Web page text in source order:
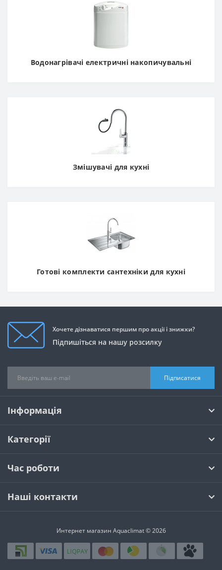
Водонагрівачі електричні накопичувальні
Змішувачі для кухні
Готові комплекти сантехніки для кухні
Хочете дізнаватися першим про акції і знижки?
Підпишіться на нашу розсилку
Підписатися
Інформація
Категорії
Час роботи
Наші контакти
Интернет магазин Aquaclimat © 2026